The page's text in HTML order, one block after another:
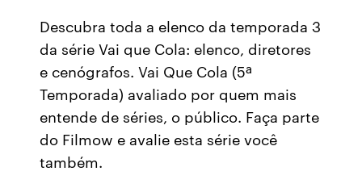
Descubra toda a elenco da temporada 3
da série Vai que Cola: elenco, diretores
e cenógrafos. Vai Que Cola (5ª
Temporada) avaliado por quem mais
entende de séries, o público. Faça parte
do Filmow e avalie esta série você
também.